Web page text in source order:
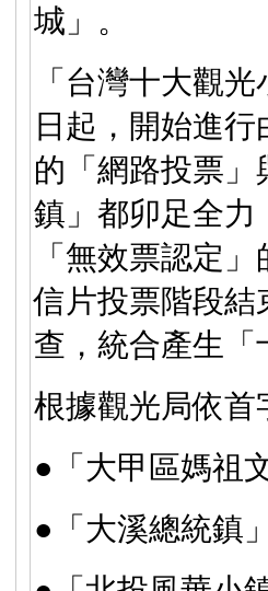
城」。
「台灣十大觀
日起，開始進
的「網路投票
鎮」都卯足全力
「無效票認定
信片投票階段結
查，統合產生「
根據觀光局依首
●「大甲區媽祖
●「大溪總統鎮